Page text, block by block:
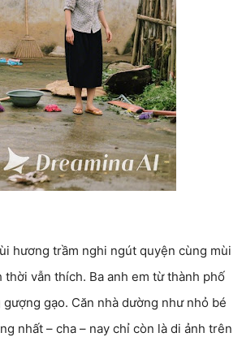
hương trầm nghi ngút quyện cùng mùi
vẫn thích. Ba anh em từ thành phố
gạo. Căn nhà dường như nhỏ bé
nhất – cha – nay chỉ còn là di ảnh trên